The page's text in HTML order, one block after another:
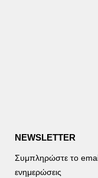
NEWSLETTER
Συμπληρώστε το
ενημερώσεις